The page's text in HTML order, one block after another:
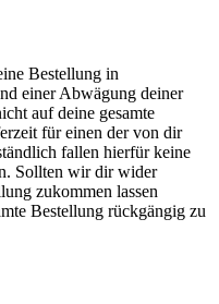
Bestellung in
einer Abwägung deiner
auf deine gesamte
für einen der von dir
fallen hierfür keine
Sollten wir dir wider
zukommen lassen
Bestellung rückgängig zu